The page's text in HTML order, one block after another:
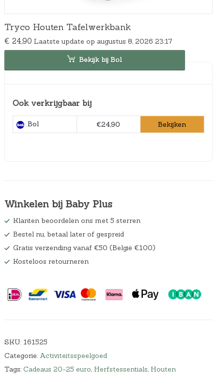
Tryco Houten Tafelwerkbank
€ 24,90 Laatste update op augustus 8, 2026 23:17
Bekijk bij Bol
Ook verkrijgbaar bij
Bol €24,90 Bekijken
Winkelen bij Baby Plus
Klanten beoordelen ons met 5 sterren
Bestel nu, betaal later of gespreid
Gratis verzending vanaf €50 (België €100)
Kosteloos retourneren
SKU: 161525
Categorie: Activiteitsspeelgoed
Tags: Cadeaus 20-25 euro, Herfstessentials, Houten